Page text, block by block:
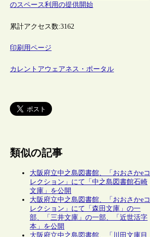
のスペース利用の提供開始
累計アクセス数:3162
印刷用ページ
カレントアウェアネス・ポータル
類似の記事
大阪府立中之島図書館、「おおさかeコ
レクション」にて「中之島図書館石崎
文庫」を公開
大阪府立中之島図書館、「おおさかeコ
レクション」にて「森田文庫」の一
部、「三井文庫」の一部、「近世活字
本」を公開
大阪府立中之島図書館、「川田文庫目